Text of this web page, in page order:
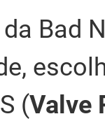
Bad
(Valve